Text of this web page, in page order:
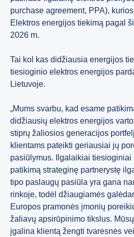
purchase agreement, PPA),
Elektros energijos tiekimą pagal
2026 m.
Tai kol kas didžiausia energijos
tiesioginio elektros energijos
Lietuvoje.
„Mums svarbu, kad esame
didžiausių elektros energijos
stiprų žaliosios generacijos
klientams pateikti geriausiai jų
pasiūlymus. Ilgalaikiai tiesioginiai
patikimą strateginę partnerystę
tipo paslaugų pasiūla yra gana
rinkoje, todėl džiaugiamės
Europos pramonės įmonių
žaliavų apsirūpinimo tikslus.
įgalina klientą žengti tvaresnės